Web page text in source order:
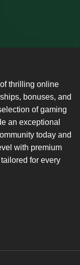
thrilling online
bonuses, and
of gaming
an exceptional
today and
with premium
for every